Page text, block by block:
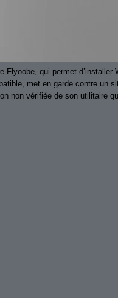
Flyoobe, qui permet d’installer
met en garde contre un
non vérifiée de son utilitaire